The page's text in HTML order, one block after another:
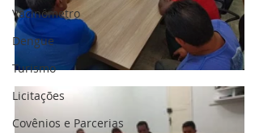
Vacinômetro
Dengue
Turismo
Licitações
Covênios e Parcerias